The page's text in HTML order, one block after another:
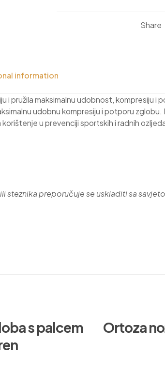
Share
information
pružila maksimalnu udobnost, kompresiju i
udobnu kompresiju i potporu zglobu.
u prevenciji sportskih i radnih
preporučuje se uskladiti sa
s palcem
Ortoza